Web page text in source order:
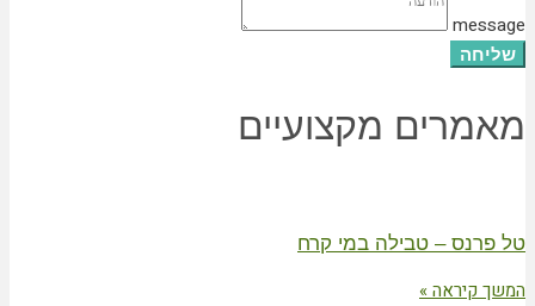
message
שליחה
מאמרים מקצועיים
טל פרנס – טבילה במי קרח
המשך קיראה »